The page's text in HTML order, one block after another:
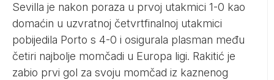
Sevilla je nakon poraza u prvoj utakmici 1-0 kao
domaćin u uzvratnoj četvrtfinalnoj utakmici
pobijedila Porto s 4-0 i osigurala plasman među
četiri najbolje momčadi u Europa ligi. Rakitić je
zabio prvi gol za svoju momčad iz kaznenog